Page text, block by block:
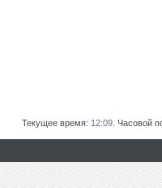
Текущее время: 12:09 . Часовой